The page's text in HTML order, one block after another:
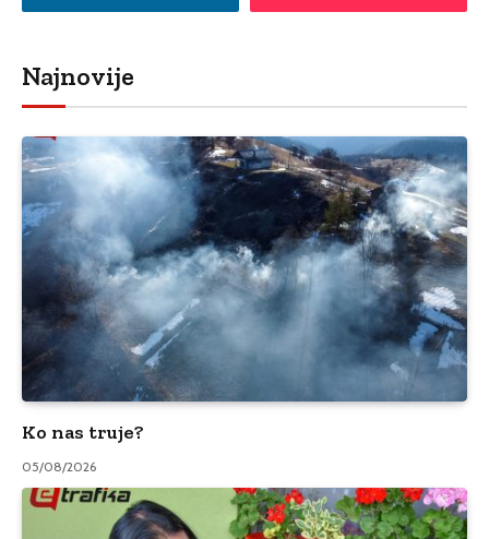
Najnovije
Ko nas truje?
05/08/2026